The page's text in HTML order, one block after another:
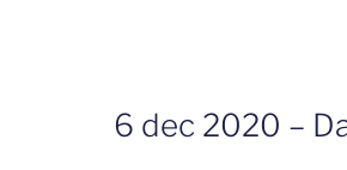
GEPLAATST
OP
6 dec 2020 –